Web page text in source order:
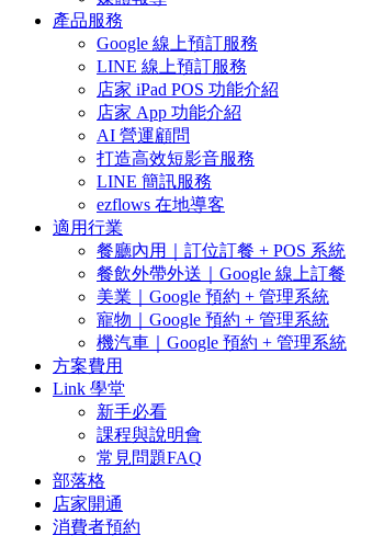
產品服務
Google 線上預訂服務
LINE 線上預訂服務
店家 iPad POS 功能介紹
店家 App 功能介紹
AI 營運顧問
打造高效短影音服務
LINE 簡訊服務
ezflows 在地導客
適用行業
餐廳內用｜訂位訂餐 + POS 系統
餐飲外帶外送｜Google 線上訂餐
美業｜Google 預約 + 管理系統
寵物｜Google 預約 + 管理系統
機汽車｜Google 預約 + 管理系統
方案費用
Link 學堂
新手必看
課程與說明會
常見問題FAQ
部落格
店家開通
消費者預約